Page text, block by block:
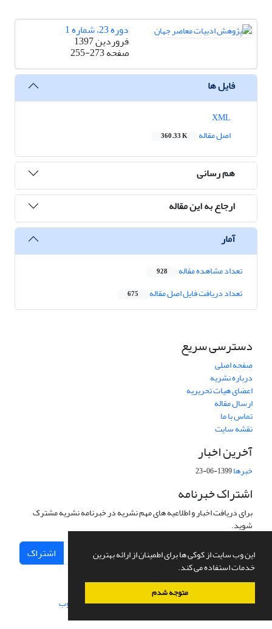
این وب سایت از کوکی ها برای اطمینان از ارائه بهترین
خدمات استفاده می کند.
متوجه شدم
دوره 23، شماره 1
فروردین 1397
صفحه255-273
فایل ها
اصل مقاله
360.33 K
هم رسانی
ارجاع به این مقاله
آمار
تعداد مشاهده مقاله 928
تعداد دریافت فایل اصل مقاله 675
دسترسی سریع
صفحه اصلی
درباره نشریه
اعضای هیات تحریریه
ارسال مقاله
تماس با ما
نقشه سایت
آخرین اخبار
خبرها1399-06-23
اشتراک خبرنامه
برای دریافت اخبار و اطلاعیه های مهم نشریه در خبرنامه نشریه مشترک
شوید.
اشتراک
سامانه مدیریت نشریات علمی.طراحی و پیاده سازی از سیناوب